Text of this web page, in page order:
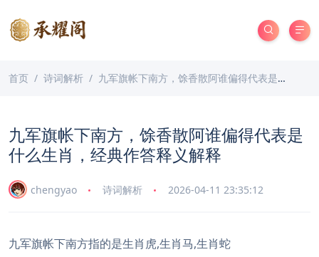
首页 诗词解析 九军旗帐下南方，馀香散阿谁偏得代表是什么生肖，经典作答释义解释
九军旗帐下南方，馀香散阿谁偏得代表是
什么生肖，经典作答释义解释
chengyao 诗词解析 2026-04-11 23:35:12
九军旗帐下南方指的是生肖虎,生肖马,生肖蛇